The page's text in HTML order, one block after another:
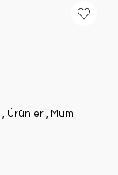
, Ürünler , Mum